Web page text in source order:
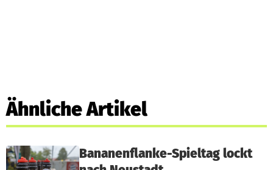
Ähnliche Artikel
Bananenflanke-Spieltag lockt